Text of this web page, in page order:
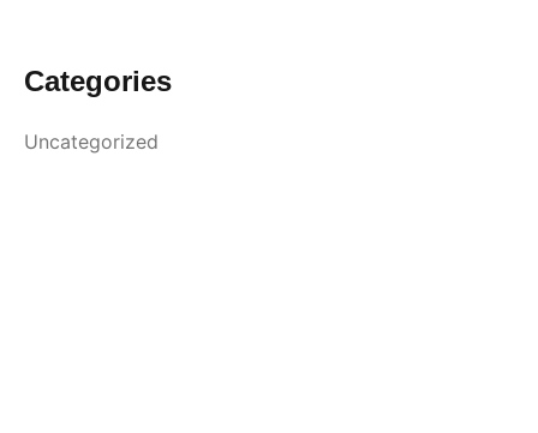
Categories
Uncategorized